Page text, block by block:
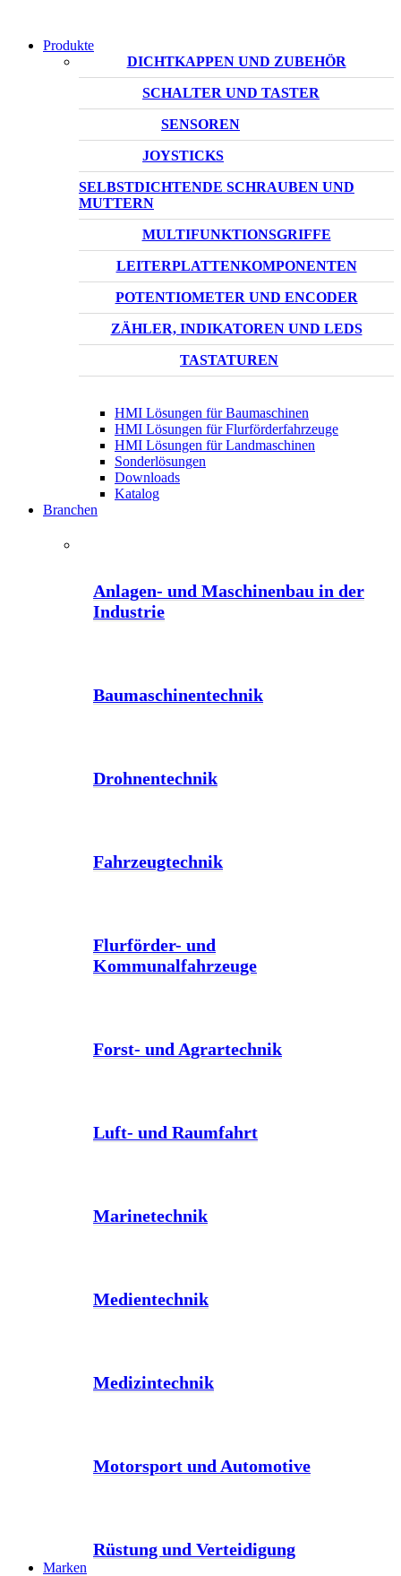
Produkte
DICHTKAPPEN UND ZUBEHÖR
SCHALTER UND TASTER
SENSOREN
JOYSTICKS
SELBSTDICHTENDE SCHRAUBEN UND
MUTTERN
MULTIFUNKTIONSGRIFFE
LEITERPLATTENKOMPONENTEN
POTENTIOMETER UND ENCODER
ZÄHLER, INDIKATOREN UND LEDS
TASTATUREN
HMI Lösungen für Baumaschinen
HMI Lösungen für Flurförderfahrzeuge
HMI Lösungen für Landmaschinen
Sonderlösungen
Downloads
Katalog
Branchen
Anlagen- und Maschinenbau in der
Industrie
Baumaschinentechnik
Drohnentechnik
Fahrzeugtechnik
Flurförder- und
Kommunalfahrzeuge
Forst- und Agrartechnik
Luft- und Raumfahrt
Marinetechnik
Medientechnik
Medizintechnik
Motorsport und Automotive
Rüstung und Verteidigung
Marken